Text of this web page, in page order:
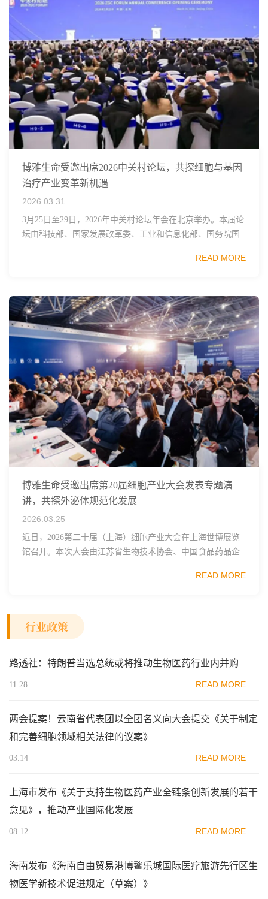
博雅生命受邀出席2026中关村论坛，共探细胞与基因
治疗产业变革新机遇
2026.03.31
3月25日至29日，2026年中关村论坛年会在北京举办。本届论
坛由科技部、国家发展改革委、工业和信息化部、国务院国
READ MORE
博雅生命受邀出席第20届细胞产业大会发表专题演
讲，共探外泌体规范化发展
2026.03.25
近日，2026第二十届（上海）细胞产业大会在上海世博展览
馆召开。本次大会由江苏省生物技术协会、中国食品药品企
范区生物医药行业协会、瑞士日内瓦长寿科学...
READ MORE
行业政策
路透社：特朗普当选总统或将推动生物医药行业内并购
11.28 READ MORE
两会提案！云南省代表团以全团名义向大会提交《关于制定
和完善细胞领域相关法律的议案》
03.14 READ MORE
上海市发布《关于支持生物医药产业全链条创新发展的若干
意见》，推动产业国际化发展
08.12 READ MORE
海南发布《海南自由贸易港博鳌乐城国际医疗旅游先行区生
物医学新技术促进规定（草案）》